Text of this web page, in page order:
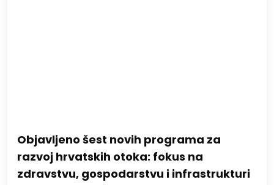
Objavljeno šest novih programa za
razvoj hrvatskih otoka: fokus na
zdravstvu, gospodarstvu i infrastrukturi